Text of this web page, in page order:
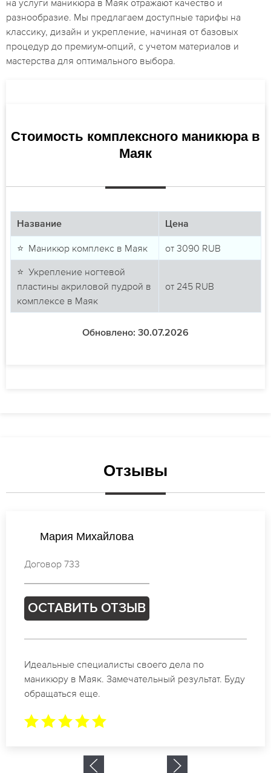
на услуги маникюра в Маяк отражают качество и
разнообразие. Мы предлагаем доступные тарифы на
классику, дизайн и укрепление, начиная от базовых
процедур до премиум-опций, с учетом материалов и
мастерства для оптимального выбора.
Стоимость комплексного маникюра в
Маяк
Название Цена
⭐ Маникюр комплекс в Маяк от 3090 RUB
⭐ Укрепление ногтевой
пластины акриловой пудрой в
комплексе в Маяк
от 245 RUB
Обновлено: 30.07.2026
Отзывы
Ксения Михайлова
Договор 719
ОСТАВИТЬ ОТЗЫВ
Спасибо огромное. Заказывала маникюр на день
рождение в Маяк. За 1.5 часа все было готово.